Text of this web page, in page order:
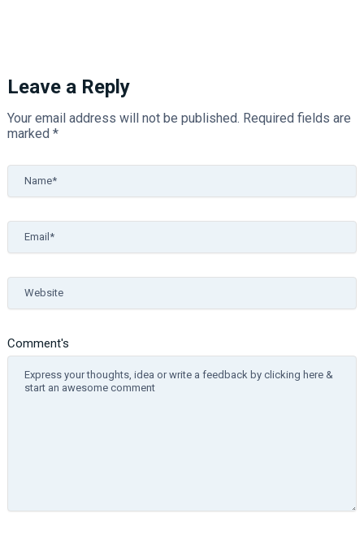
Leave a Reply
Your email address will not be published. Required fields are
marked *
Comment's
Name*
Email*
Website